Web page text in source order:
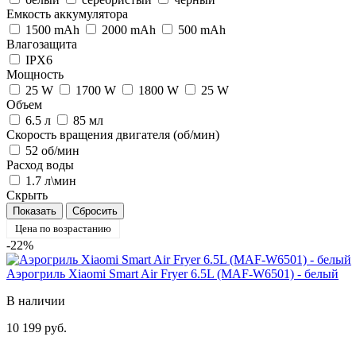
Емкость аккумулятора
1500 mAh
2000 mAh
500 mAh
Влагозащита
IPX6
Мощность
25 W
1700 W 1800 W
25 W
Объем
6.5 л
85 мл
Скорость вращения двигателя (об/мин)
52 об/мин
Расход воды
1.7 л\мин
Скрыть
Цена по возрастанию
-22%
Аэрогриль Xiaomi Smart Air Fryer 6.5L (MAF-W6501) - белый
В наличии
10 199 руб.